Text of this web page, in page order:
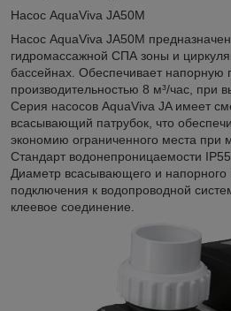
Насос AquaViva JA50M
Насос AquaViva JA50M
гидромассажной СПА зоны и
бассейнах. Обеспечивает напорную
производительностью 8 м³/час, при
Серия насосов AquaViva JA имеет
всасывающий патрубок, что
экономию ограниченного места при
Стандарт водонепроницаемости
Диаметр всасывающего и напорного
подключения к водопроводной
клеевое соединение.